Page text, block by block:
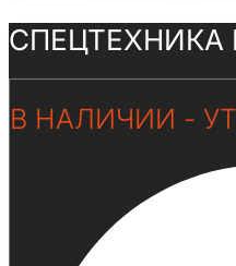
СПЕЦТЕХНИКА
В НАЛИЧИИ -